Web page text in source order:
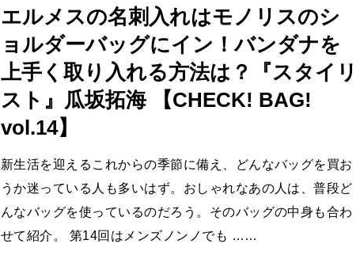
エルメスの名刺入れはモノリスのシ
ョルダーバッグにイン！バンダナを
上手く取り入れる方法は？『スタイリ
スト』瓜坂拓海 【CHECK! BAG!
vol.14】
新生活を迎えるこれからの季節に備え、どんなバッグを買お
うか迷っている人も多いはず。おしゃれなあの人は、普段ど
んなバッグを使っているのだろう。そのバッグの中身も合わ
せて紹介。 第14回はメンズノンノでも ……